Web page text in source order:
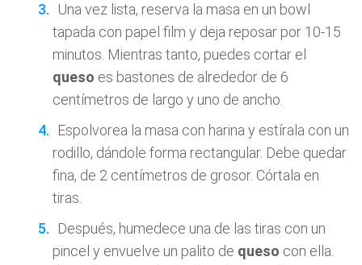
Una vez lista, reserva la masa en un bowl
tapada con papel film y deja reposar por 10-15
minutos. Mientras tanto, puedes cortar el
queso es bastones de alrededor de 6
centímetros de largo y uno de ancho.
Espolvorea la masa con harina y estírala con un
rodillo, dándole forma rectangular. Debe quedar
fina, de 2 centímetros de grosor. Córtala en
tiras.
Después, humedece una de las tiras con un
pincel y envuelve un palito de queso con ella.